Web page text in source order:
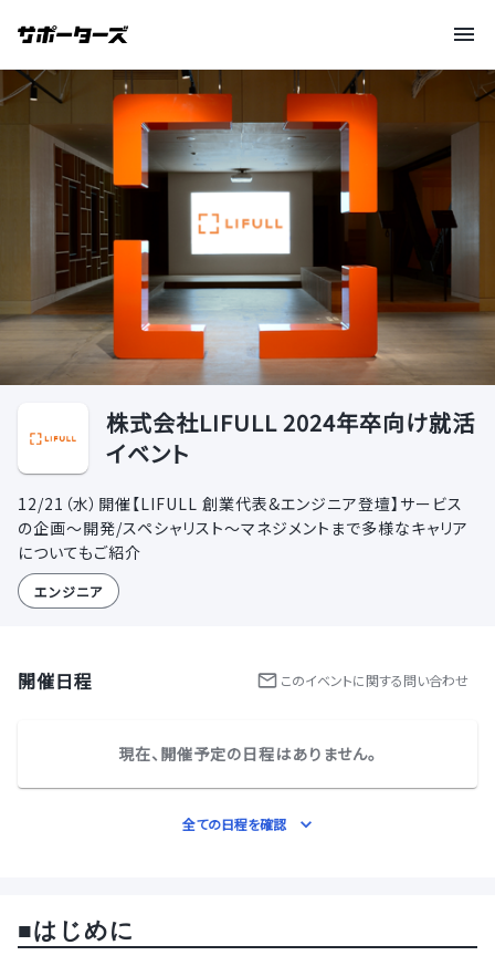
株式会社LIFULL 2024年卒向け就活
イベント
12/21（水）開催【LIFULL 創業代表&エンジニア登壇】サービス
の企画〜開発/スペシャリスト〜マネジメントまで多様なキャリア
についてもご紹介
エンジニア
開催日程 このイベントに関する問い合わせ
現在、開催予定の日程はありません。
全ての日程を確認
■はじめに